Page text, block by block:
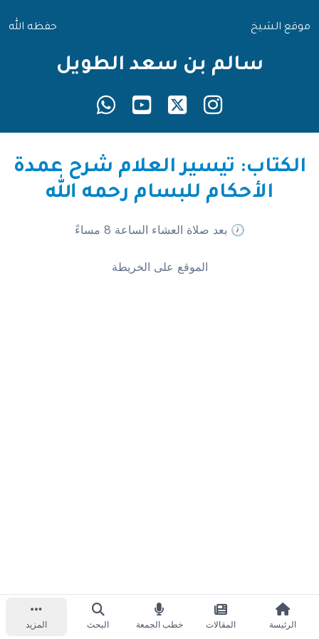
موقع الشيخ حفظه الله
سالم بن سعد الطويل
الكتاب: تيسير العلام شرح عمدة
الأحكام للبسام رحمه الله
🕖 بعد صلاة العشاء الساعة 8 مساءً
الموقع على الخريطة
الرئيسة المقالات خطب الجمعة البحث المزيد